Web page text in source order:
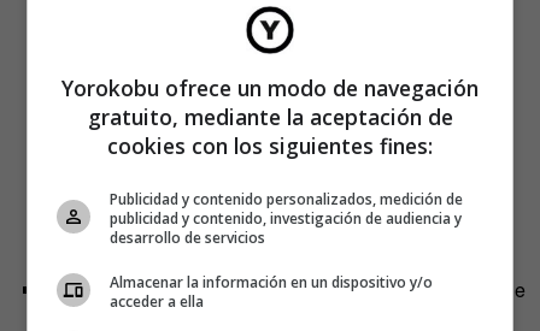
Chamán Labordeta y SpecialDowns(tribu tuareg que
Yorokobu ofrece un modo de navegación
gratuito, mediante la aceptación de
cookies con los siguientes fines:
Publicidad y contenido personalizados, medición de
publicidad y contenido, investigación de audiencia y
desarrollo de servicios
Almacenar la información en un dispositivo y/o
acceder a ella